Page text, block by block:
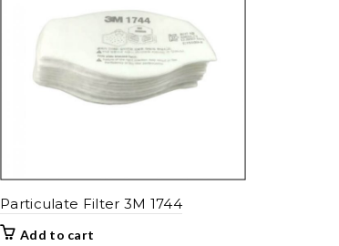
Particulate Filter 3M 1744
Add to cart